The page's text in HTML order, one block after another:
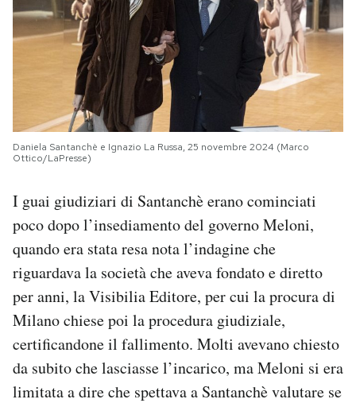
Daniela Santanchè e Ignazio La Russa, 25 novembre 2024 (Marco
Ottico/LaPresse)
I guai giudiziari di Santanchè erano cominciati
poco dopo l’insediamento del governo Meloni,
quando era stata resa nota l’indagine che
riguardava la società che aveva fondato e diretto
per anni, la Visibilia Editore, per cui la procura di
Milano chiese poi la procedura giudiziale,
certificandone il fallimento. Molti avevano chiesto
da subito che lasciasse l’incarico, ma Meloni si era
limitata a dire che spettava a Santanchè valutare se